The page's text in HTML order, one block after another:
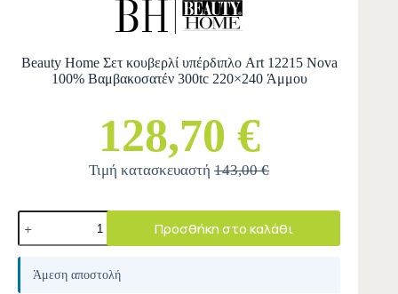
Beauty Home Σετ κουβερλί υπέρδιπλο Art 12215 Nova
100% Βαμβακοσατέν 300tc 220×240 Άμμου
128,70 €
Τιμή κατασκευαστή143,00 €
Προσθήκη στο καλάθι
A
Άμεση αποστολή